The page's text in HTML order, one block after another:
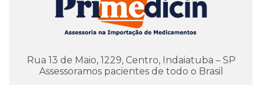
Rua 13 de Maio, 1229, Centro, Indaiatuba – SP
Assessoramos pacientes de todo o Brasil